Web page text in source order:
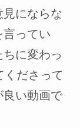
にならな
ってい
に変わっ
ださって
良い動画で